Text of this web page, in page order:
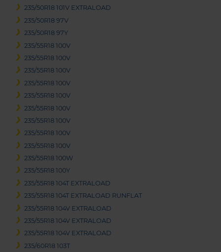
235/50R18 101V EXTRALOAD
235/50R18 97V
235/50R18 97Y
235/55R18 100V
235/55R18 100V
235/55R18 100V
235/55R18 100V
235/55R18 100V
235/55R18 100V
235/55R18 100V
235/55R18 100V
235/55R18 100V
235/55R18 100W
235/55R18 100Y
235/55R18 104T EXTRALOAD
235/55R18 104T EXTRALOAD RUNFLAT
235/55R18 104V EXTRALOAD
235/55R18 104V EXTRALOAD
235/55R18 104V EXTRALOAD
235/60R18 103T